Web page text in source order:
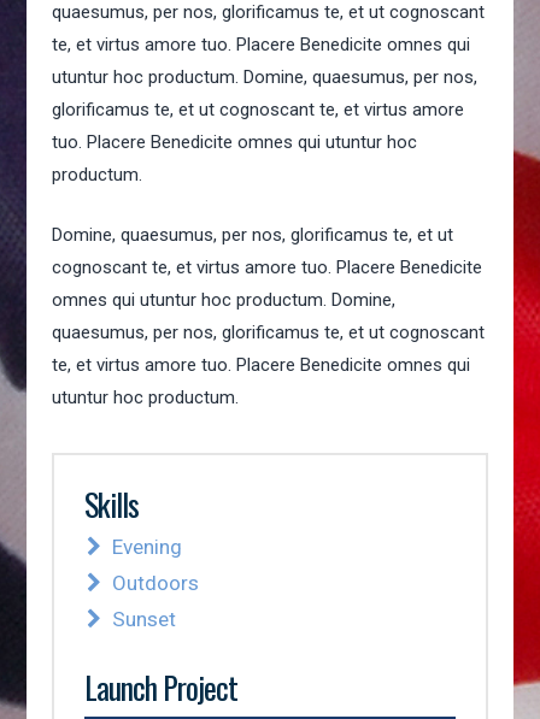
quaesumus, per nos, glorificamus te, et ut cognoscant
te, et virtus amore tuo. Placere Benedicite omnes qui
utuntur hoc productum. Domine, quaesumus, per nos,
glorificamus te, et ut cognoscant te, et virtus amore
tuo. Placere Benedicite omnes qui utuntur hoc
productum.
Domine, quaesumus, per nos, glorificamus te, et ut
cognoscant te, et virtus amore tuo. Placere Benedicite
omnes qui utuntur hoc productum. Domine,
quaesumus, per nos, glorificamus te, et ut cognoscant
te, et virtus amore tuo. Placere Benedicite omnes qui
utuntur hoc productum.
Skills
Evening
Outdoors
Sunset
Launch Project